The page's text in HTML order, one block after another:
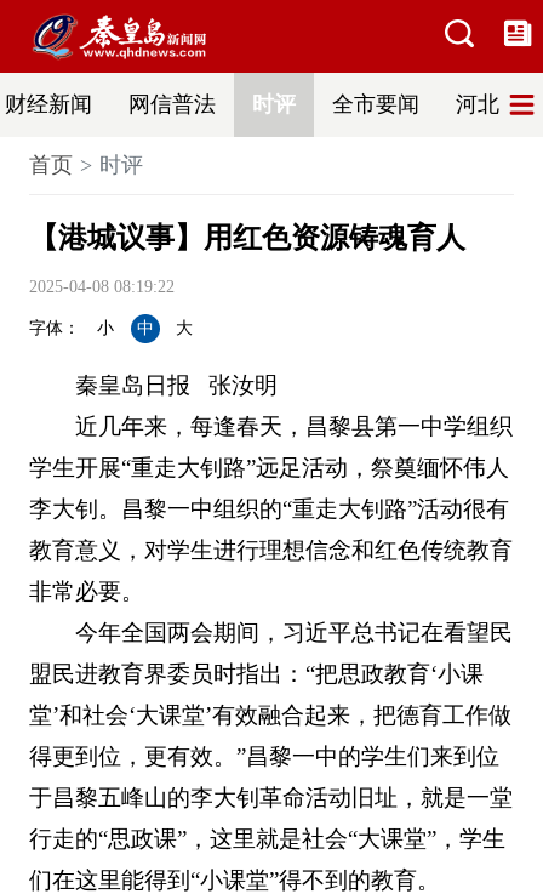
财经新闻 网信普法 时评 全市要闻 河北新闻
首页 时评
【港城议事】用红色资源铸魂育人
2025-04-08 08:19:22
字体： 小 中 大
秦皇岛日报张汝明
近几年来，每逢春天，昌黎县第一中学组织
学生开展“重走大钊路”远足活动，祭奠缅怀伟人
李大钊。昌黎一中组织的“重走大钊路”活动很有
教育意义，对学生进行理想信念和红色传统教育
非常必要。
今年全国两会期间，习近平总书记在看望民
盟民进教育界委员时指出：“把思政教育‘小课
堂’和社会‘大课堂’有效融合起来，把德育工作做
得更到位，更有效。”昌黎一中的学生们来到位
于昌黎五峰山的李大钊革命活动旧址，就是一堂
行走的“思政课”，这里就是社会“大课堂”，学生
们在这里能得到“小课堂”得不到的教育。